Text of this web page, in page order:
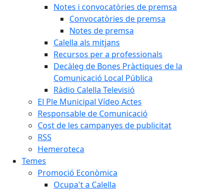
Notes i convocatòries de premsa
Convocatòries de premsa
Notes de premsa
Calella als mitjans
Recursos per a professionals
Decàleg de Bones Pràctiques de la
Comunicació Local Pública
Ràdio Calella Televisió
El Ple Municipal Vídeo Actes
Responsable de Comunicació
Cost de les campanyes de publicitat
RSS
Hemeroteca
Temes
Promoció Econòmica
Ocupa't a Calella